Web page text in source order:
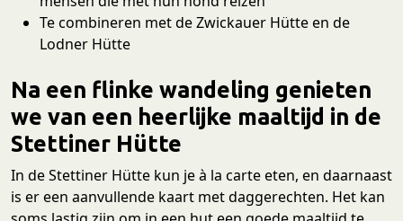
Te combineren met de Zwickauer Hütte en de
Lodner Hütte
Na een flinke wandeling genieten
we van een heerlijke maaltijd in de
Stettiner Hütte
In de Stettiner Hütte kun je à la carte eten, en daarnaast
is er een aanvullende kaart met daggerechten. Het kan